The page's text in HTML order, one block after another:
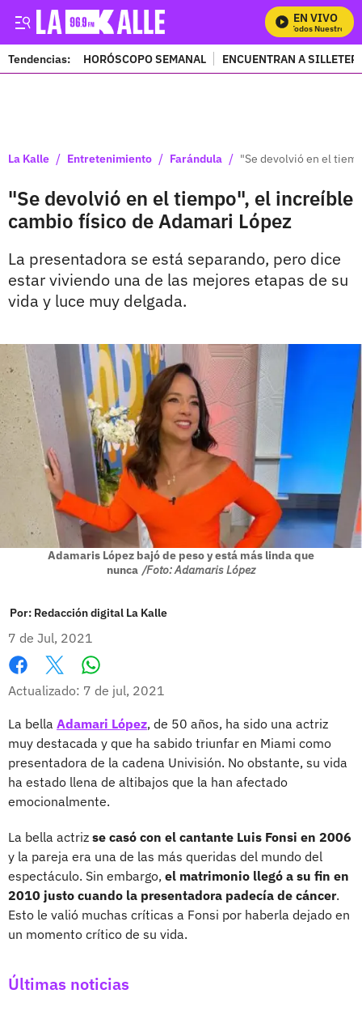
EN VIVO
Mira Todos Nuestros
Tendencias: HORÓSCOPO SEMANAL ENCUENTRAN A
La Kalle / Entretenimiento / Farándula / "Se devolvió en el
"Se devolvió en el tiempo", el increíble
cambio físico de Adamari López
La presentadora se está separando, pero dice
estar viviendo una de las mejores etapas de su
vida y luce muy delgada.
Adamaris López bajó de peso y está más linda que
nunca /Foto: Adamaris López
Por: Redacción digital La Kalle
7 de Jul, 2021
Facebook
X
Actualizado: 7 de jul, 2021
La bella Adamari López, de 50 años, ha sido una actriz
muy destacada y que ha sabido triunfar en Miami como
presentadora de la cadena Univisión. No obstante, su vida
ha estado llena de altibajos que la han afectado
emocionalmente.
La bella actriz se casó con el cantante Luis Fonsi en 2006
y la pareja era una de las más queridas del mundo del
espectáculo. Sin embargo, el matrimonio llegó a su fin en
2010 justo cuando la presentadora padecía de cáncer.
Esto le valió muchas críticas a Fonsi por haberla dejado en
un momento crítico de su vida.
Últimas noticias